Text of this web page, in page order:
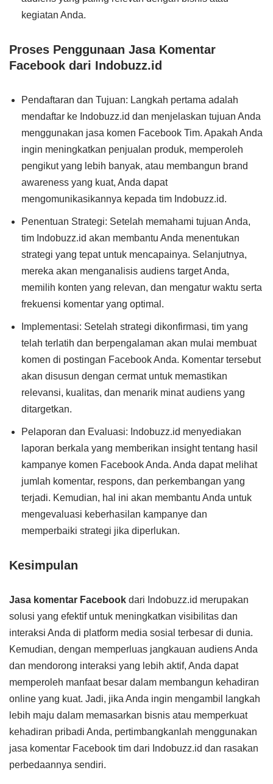
kegiatan Anda.
Proses Penggunaan Jasa Komentar
Facebook dari Indobuzz.id
Pendaftaran dan Tujuan: Langkah pertama adalah
mendaftar ke Indobuzz.id dan menjelaskan tujuan Anda
menggunakan jasa komen Facebook Tim. Apakah Anda
ingin meningkatkan penjualan produk, memperoleh
pengikut yang lebih banyak, atau membangun brand
awareness yang kuat, Anda dapat
mengomunikasikannya kepada tim Indobuzz.id.
Penentuan Strategi: Setelah memahami tujuan Anda,
tim Indobuzz.id akan membantu Anda menentukan
strategi yang tepat untuk mencapainya. Selanjutnya,
mereka akan menganalisis audiens target Anda,
memilih konten yang relevan, dan mengatur waktu serta
frekuensi komentar yang optimal.
Implementasi: Setelah strategi dikonfirmasi, tim yang
telah terlatih dan berpengalaman akan mulai membuat
komen di postingan Facebook Anda. Komentar tersebut
akan disusun dengan cermat untuk memastikan
relevansi, kualitas, dan menarik minat audiens yang
ditargetkan.
Pelaporan dan Evaluasi: Indobuzz.id menyediakan
laporan berkala yang memberikan insight tentang hasil
kampanye komen Facebook Anda. Anda dapat melihat
jumlah komentar, respons, dan perkembangan yang
terjadi. Kemudian, hal ini akan membantu Anda untuk
mengevaluasi keberhasilan kampanye dan
memperbaiki strategi jika diperlukan.
Kesimpulan
Jasa komentar Facebook dari Indobuzz.id merupakan
solusi yang efektif untuk meningkatkan visibilitas dan
interaksi Anda di platform media sosial terbesar di dunia.
Kemudian, dengan memperluas jangkauan audiens Anda
dan mendorong interaksi yang lebih aktif, Anda dapat
memperoleh manfaat besar dalam membangun kehadiran
online yang kuat. Jadi, jika Anda ingin mengambil langkah
lebih maju dalam memasarkan bisnis atau memperkuat
kehadiran pribadi Anda, pertimbangkanlah menggunakan
jasa komentar Facebook tim dari Indobuzz.id dan rasakan
perbedaannya sendiri.